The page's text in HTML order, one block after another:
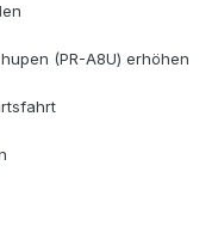
(PR-A8U) erhöhen